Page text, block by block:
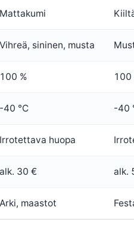
Mattakumi
Vihreä, sininen, musta
100 % 100
-40 °C -40
Irrotettava huopa
alk. 30 € alk.
Arki, maastot